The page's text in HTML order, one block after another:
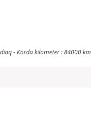
- Körda kilometer : 84000 km